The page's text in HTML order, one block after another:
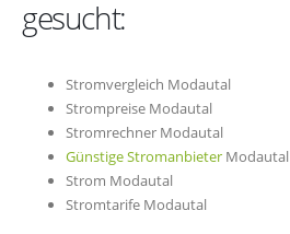
gesucht:
Stromvergleich Modautal
Strompreise Modautal
Stromrechner Modautal
Günstige Stromanbieter Modautal
Strom Modautal
Stromtarife Modautal